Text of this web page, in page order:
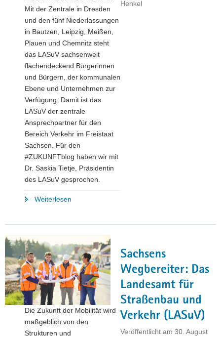
Henkel
Mit der Zentrale in Dresden
und den fünf Niederlassungen
in Bautzen, Leipzig, Meißen,
Plauen und Chemnitz steht
das LASuV sachsenweit
flächendeckend Bürgerinnen
und Bürgern, der kommunalen
Ebene und Unternehmen zur
Verfügung. Damit ist das
LASuV der zentrale
Ansprechpartner für den
Bereich Verkehr im Freistaat
Sachsen. Für den
#ZUKUNFTblog haben wir mit
Dr. Saskia Tietje, Präsidentin
des LASuV gesprochen.
Weiterlesen
die
in
Sachsen
mobil
sind,
betrifft
die
Arbeit
Sachsens
Wegbereiter: Das
Landesamt für
Straßenbau und
Verkehr (LASuV)
Veröffentlicht am 30. August
Die Zukunft der Mobilität wird
maßgeblich von den
Strukturen und